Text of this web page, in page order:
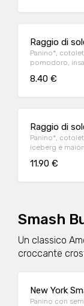
Raggio di
Panino*,
pomodoro,
8.40 €
Raggio di
Panino*,
11.90 €
Smash
Un classico
croccante
New York
Panino con